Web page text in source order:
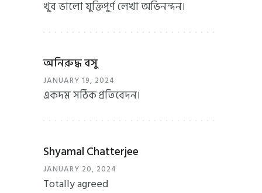
খুব ভালো যুক্তিপুর্ণ লেখা অভিনন্দন।
অনিরুদ্ধ বসু
JANUARY 19, 2024
একদম সঠিক প্রতিবেদন।
Shyamal Chatterjee
JANUARY 20, 2024
Totally agreed